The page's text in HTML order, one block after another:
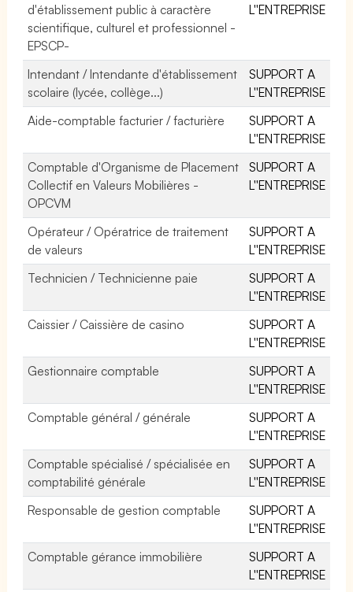
d'établissement public à caractère
scientifique, culturel et professionnel -
EPSCP-
L''ENTREPRISE
Intendant / Intendante d'établissement
scolaire (lycée, collège...)
SUPPORT A
L''ENTREPRISE
Aide-comptable facturier / facturière
SUPPORT A
L''ENTREPRISE
Comptable d'Organisme de Placement
Collectif en Valeurs Mobilières -
OPCVM
SUPPORT A
L''ENTREPRISE
Opérateur / Opératrice de traitement
de valeurs
SUPPORT A
L''ENTREPRISE
Technicien / Technicienne paie
SUPPORT A
L''ENTREPRISE
Caissier / Caissière de casino
SUPPORT A
L''ENTREPRISE
Gestionnaire comptable
SUPPORT A
L''ENTREPRISE
Comptable général / générale
SUPPORT A
L''ENTREPRISE
Comptable spécialisé / spécialisée en
comptabilité générale
SUPPORT A
L''ENTREPRISE
Responsable de gestion comptable
SUPPORT A
L''ENTREPRISE
Comptable gérance immobilière
SUPPORT A
L''ENTREPRISE